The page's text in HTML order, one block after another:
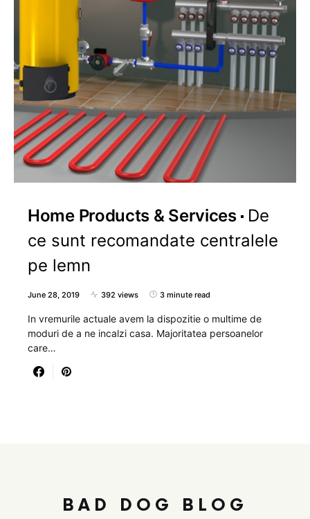
Home Products & Services
De
ce sunt recomandate centralele
pe lemn
June 28, 2019 392 views 3 minute read
In vremurile actuale avem la dispozitie o multime de
moduri de a ne incalzi casa. Majoritatea persoanelor
care…
BAD DOG BLOG